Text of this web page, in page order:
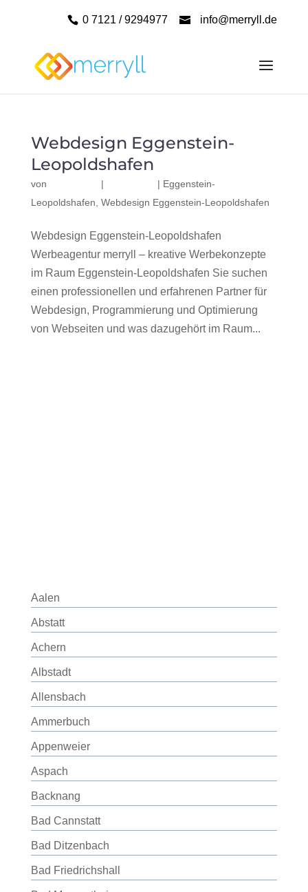
0 7121 / 9294977 info@merryll.de
Webdesign Eggenstein-
Leopoldshafen
von | | Eggenstein-
Leopoldshafen Webdesign Eggenstein-Leopoldshafen
Webdesign Eggenstein-Leopoldshafen
Werbeagentur merryll – kreative Werbekonzepte
im Raum Eggenstein-Leopoldshafen Sie suchen
einen professionellen und erfahrenen Partner für
Webdesign, Programmierung und Optimierung
von Webseiten und was dazugehört im Raum...
Aalen
Abstatt
Achern
Albstadt
Allensbach
Ammerbuch
Appenweier
Aspach
Backnang
Bad Cannstatt
Bad Ditzenbach
Bad Friedrichshall